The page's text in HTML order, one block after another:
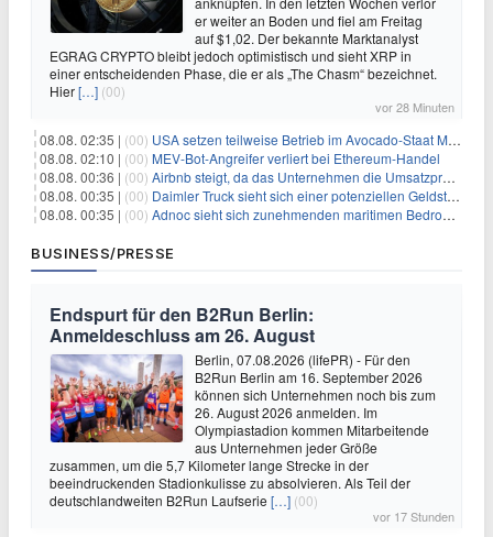
er weiter an Boden und fiel am Freitag
auf $1,02. Der bekannte Marktanalyst
EGRAG CRYPTO bleibt jedoch optimistisch und sieht XRP in
einer entscheidenden Phase, die er als „The Chasm“ bezeichnet.
Hier[…] (00)
vor 28 Minuten
08.08. 02:35 | (00) USA setzen teilweise Betrieb im Avocado-Staat Michoacán in Mexiko wieder in Gang
08.08. 02:10 | (00) MEV-Bot-Angreifer verliert bei Ethereum-Handel
08.08. 00:36 | (00) Airbnb steigt, da das Unternehmen die Umsatzprognose anhebt und starkes Wachstum signalisiert
08.08. 00:35 | (00) Daimler Truck sieht sich einer potenziellen Geldstrafe von 1 Milliarde Euro aufgrund von EU-Emissionsvorschriften gegenüber
08.08. 00:35 | (00) Adnoc sieht sich zunehmenden maritimen Bedrohungen angesichts regionaler Spannungen gegenüber
BUSINESS/PRESSE
Endspurt für den B2Run Berlin:
Anmeldeschluss am 26. August
Berlin, 07.08.2026 (lifePR) - Für den
B2Run Berlin am 16. September 2026
können sich Unternehmen noch bis zum
26. August 2026 anmelden. Im
Olympiastadion kommen Mitarbeitende
aus Unternehmen jeder Größe
zusammen, um die 5,7 Kilometer lange Strecke in der
beeindruckenden Stadionkulisse zu absolvieren. Als Teil der
deutschlandweiten B2Run Laufserie […] (00)
vor 17 Stunden